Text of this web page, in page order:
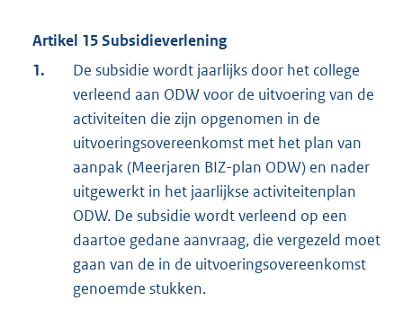
Artikel 15 Subsidieverlening
1.
De subsidie wordt jaarlijks door het college
verleend aan ODW voor de uitvoering van de
activiteiten die zijn opgenomen in de
uitvoeringsovereenkomst met het plan van
aanpak (Meerjaren BIZ-plan ODW) en nader
uitgewerkt in het jaarlijkse activiteitenplan
ODW. De subsidie wordt verleend op een
daartoe gedane aanvraag, die vergezeld moet
gaan van de in de uitvoeringsovereenkomst
genoemde stukken.